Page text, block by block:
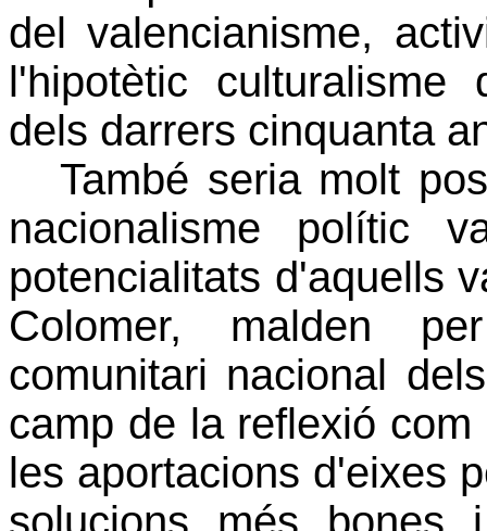
del valencianisme,
l'hipotètic culturalisme
dels darrers cinquanta
També seria molt
nacionalisme polític
potencialitats d'aquells
Colomer, malden
comunitari nacional
camp de la reflexió
les aportacions d'eixes
solucions més bones